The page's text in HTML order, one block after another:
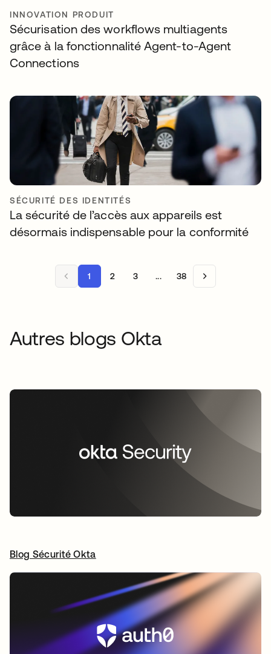
INNOVATION PRODUIT
Sécurisation des workflows multiagents
grâce à la fonctionnalité Agent-to-Agent
Connections
SÉCURITÉ DES IDENTITÉS
La sécurité de l’accès aux appareils est
désormais indispensable pour la conformité
1 2 3 ... 38
Autres blogs Okta
Blog Sécurité Oktas’ouvre dans un nouvel onglet